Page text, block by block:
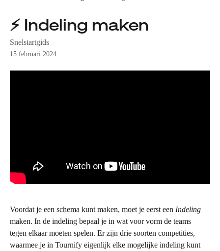
⚡️ Indeling maken
Snelstartgids
15 februari 2024
Voordat je een schema kunt maken, moet je eerst een Indeling
maken. In de indeling bepaal je in wat voor vorm de teams
tegen elkaar moeten spelen. Er zijn drie soorten competities,
waarmee je in Tournify eigenlijk elke mogelijke indeling kunt